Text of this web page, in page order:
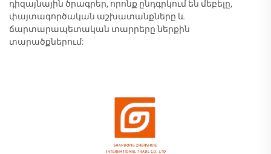
դիզայնային ծրագրեր, որոնք ընդգրկում են մեբելը,
փայտագործական աշխատանքները և
ճարտարապետական տարրերը ներքին
տարածքներում: